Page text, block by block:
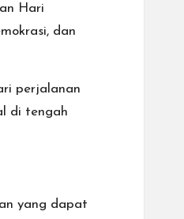
Hari
dan
perjalanan
di tengah
yang dapat